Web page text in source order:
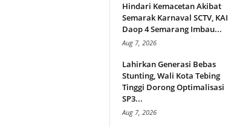
Hindari Kemacetan Akibat
Semarak Karnaval SCTV, KAI
Daop 4 Semarang Imbau...
Aug 7, 2026
Lahirkan Generasi Bebas
Stunting, Wali Kota Tebing
Tinggi Dorong Optimalisasi
SP3...
Aug 7, 2026